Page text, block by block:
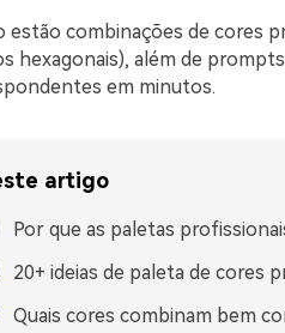
estão combinações de cores
hexagonais), além de
em minutos.
artigo
Por que as paletas
20+ ideias de paleta de cores
Quais cores combinam bem